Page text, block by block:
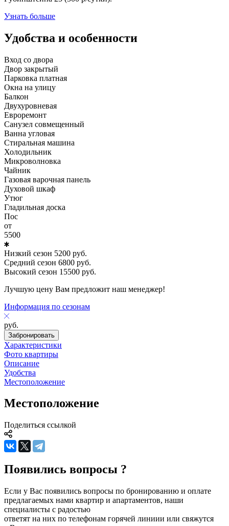
Узнать больше
Удобства и особенности
Вход со двора
Двор закрытый
Парковка платная
Окна на улицу
Балкон
Двухуровневая
Евроремонт
Санузел совмещенный
Ванна угловая
Стиральная машина
Холодильник
Микроволновка
Чайник
Газовая варочная панель
Духовой шкаф
Утюг
Гладильная доска
Пос
от
5500
Низкий сезон 5200 руб.
Средний сезон 6800 руб.
Высокий сезон 15500 руб.
Лучшую цену Вам предложит наш менеджер!
Информация по сезонам
руб.
Забронировать
Характеристики
Фото квартиры
Описание
Удобства
Местоположение
Местоположение
Поделиться ссылкой
Появились вопросы ?
Если у Вас появились вопросы по бронированию и оплате
предлагаемых нами квартир и апартаментов, наши
специалисты с радостью
ответят на них по телефонам горячей линиии или свяжутся